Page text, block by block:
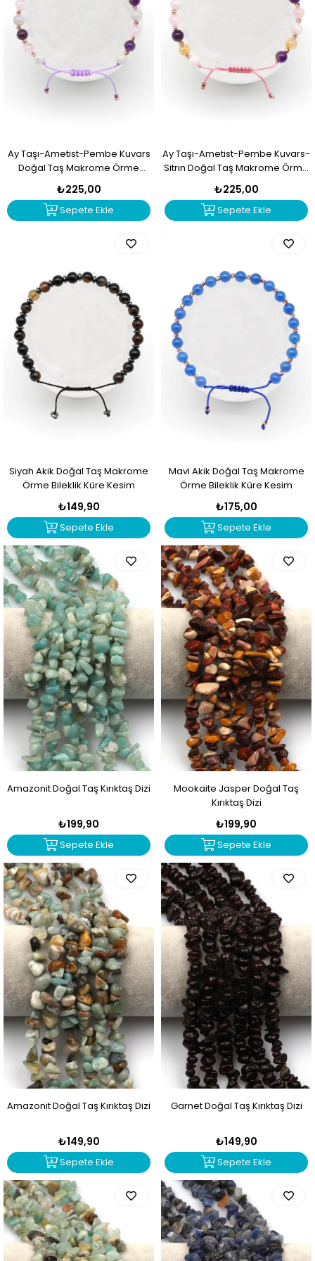
Ay Taşı-Ametist-Pembe Kuvars
Doğal Taş Makrome Örme
Bileklik Küre Kesim
₺225,00
Sepete Ekle
Ay Taşı-Ametist-Pembe Kuvars-
Sitrin Doğal Taş Makrome Örme
Bileklik Küre Kesim
₺225,00
Sepete Ekle
Siyah Akik Doğal Taş Makrome
Örme Bileklik Küre Kesim
₺149,90
Sepete Ekle
Mavi Akik Doğal Taş Makrome
Örme Bileklik Küre Kesim
₺175,00
Sepete Ekle
Amazonit Doğal Taş Kırıktaş Dizi
₺199,90
Sepete Ekle
Mookaite Jasper Doğal Taş
Kırıktaş Dizi
₺199,90
Sepete Ekle
Amazonit Doğal Taş Kırıktaş Dizi
₺149,90
Sepete Ekle
Garnet Doğal Taş Kırıktaş Dizi
₺149,90
Sepete Ekle